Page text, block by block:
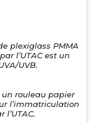
plexiglass PMMA
l’UTAC est un
UVB.
rouleau papier
l’immatriculation